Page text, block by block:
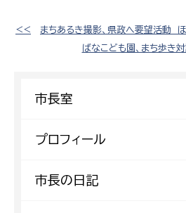
<< まちあるき撮影、県政へ要望活動
ばなこども園、まち歩き
市長室
プロフィール
市長の日記